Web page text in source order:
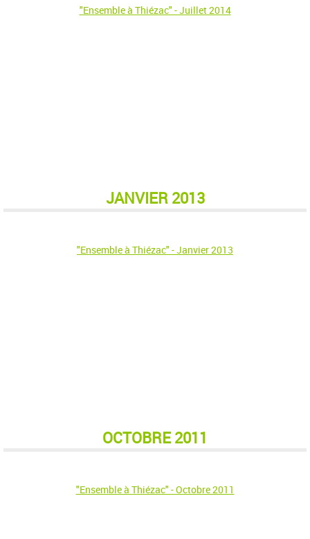
"Ensemble à Thiézac" - Juillet 2014
JANVIER 2013
"Ensemble à Thiézac" - Janvier 2013
OCTOBRE 2011
"Ensemble à Thiézac" - Octobre 2011